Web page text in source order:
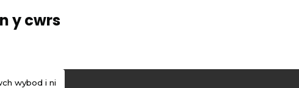
y cwrs
wybod i ni